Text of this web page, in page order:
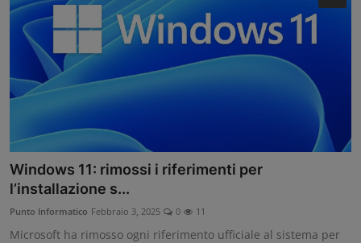
Windows 11: rimossi i riferimenti per
l’installazione s...
Punto Informatico Febbraio 3, 2025 0 11
Microsoft ha rimosso ogni riferimento ufficiale al sistema per